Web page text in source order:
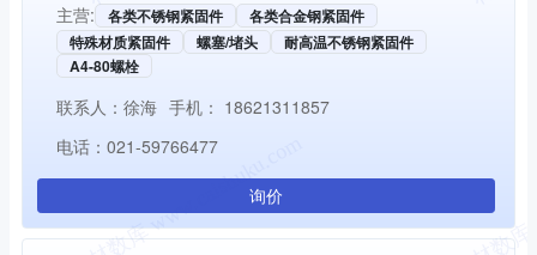
主营: 各类不锈钢紧固件
各类合金钢紧固件
特殊材质紧固件
螺塞/堵头
耐高温不锈钢紧固件
A4-80螺栓
联系人： 徐海 手机： 18621311857
电话： 021-59766477
询价